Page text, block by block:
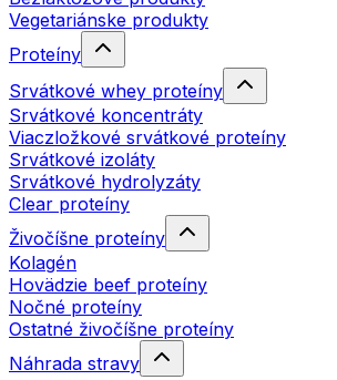
Vegetariánske produkty
Proteíny
Srvátkové whey proteíny
Srvátkové koncentráty
Viaczložkové srvátkové proteíny
Srvátkové izoláty
Srvátkové hydrolyzáty
Clear proteíny
Živočíšne proteíny
Kolagén
Hovädzie beef proteíny
Nočné proteíny
Ostatné živočíšne proteíny
Náhrada stravy